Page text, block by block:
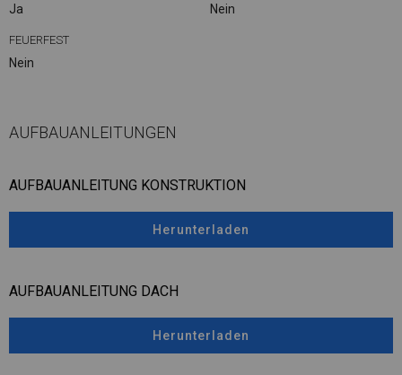
Ja Nein
FEUERFEST
Nein
AUFBAUANLEITUNGEN
AUFBAUANLEITUNG KONSTRUKTION
Herunterladen
AUFBAUANLEITUNG DACH
Herunterladen